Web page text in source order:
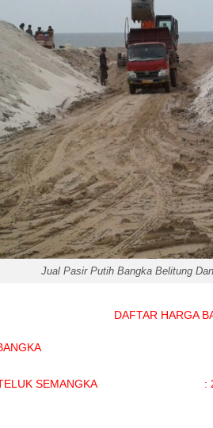
Jual Pasir Putih Bangka Belitung
DAFTAR HARGA
PUTIH BANGKA :
JAMBI :
TELUK SEMANGKA :
SPLIT :
BELAH :